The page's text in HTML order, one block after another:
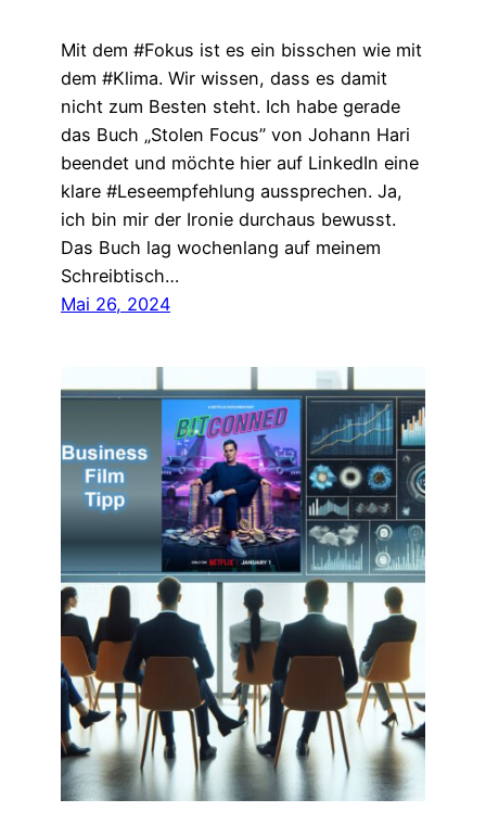
Mit dem #Fokus ist es ein bisschen wie mit
dem #Klima. Wir wissen, dass es damit
nicht zum Besten steht. Ich habe gerade
das Buch „Stolen Focus” von Johann Hari
beendet und möchte hier auf LinkedIn eine
klare #Leseempfehlung aussprechen. Ja,
ich bin mir der Ironie durchaus bewusst.
Das Buch lag wochenlang auf meinem
Schreibtisch…
Mai 26, 2024